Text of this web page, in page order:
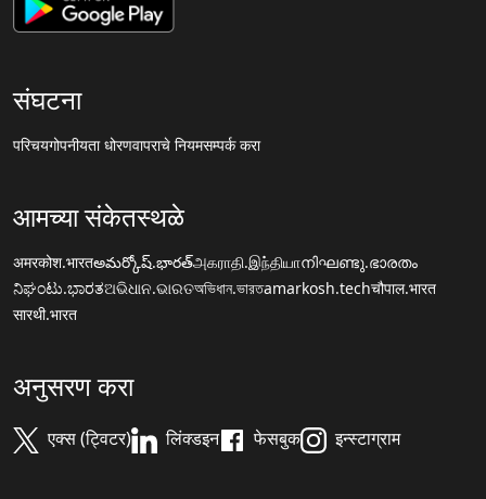
संघटना
परिचयगोपनीयता धोरणवापराचे नियमसम्पर्क करा
आमच्या संकेतस्थळे
अमरकोश.भारतఅమర్కోష్.భారత్அகராதி.இந்தியாനിഘണ്ടു.ഭാരതം
ನಿಘಂಟು.ಭಾರತଅଭିଧାନ.ଭାରତঅভিধান.ভারতamarkosh.techचौपाल.भारत
सारथी.भारत
अनुसरण करा
एक्स (ट्विटर) लिंक्डइन फेसबुक इन्स्टाग्राम